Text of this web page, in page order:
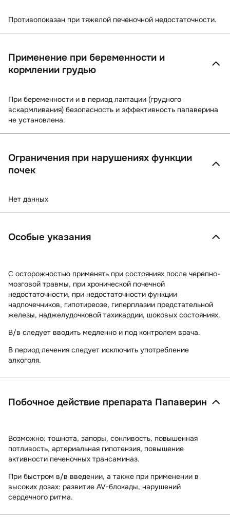
Противопоказан при тяжелой печеночной недостаточности.
Применение при беременности и
кормлении грудью
При беременности и в период лактации (грудного
вскармливания) безопасность и эффективность папаверина
не установлена.
Ограничения при нарушениях функции
почек
Нет данных
Особые указания
C осторожностью применять при состояниях после черепно-
мозговой травмы, при хронической почечной
недостаточности, при недостаточности функции
надпочечников, гипотиреозе, гиперплазии предстательной
железы, наджелудочковой тахикардии, шоковых состояниях.
В/в следует вводить медленно и под контролем врача.
В период лечения следует исключить употребление
алкоголя.
Побочное действие препарата Папаверин
Возможно: тошнота, запоры, сонливость, повышенная
потливость, артериальная гипотензия, повышение
активности печеночных трансаминаз.
При быстром в/в введении, а также при применении в
высоких дозах: развитие AV-блокады, нарушений
сердечного ритма.